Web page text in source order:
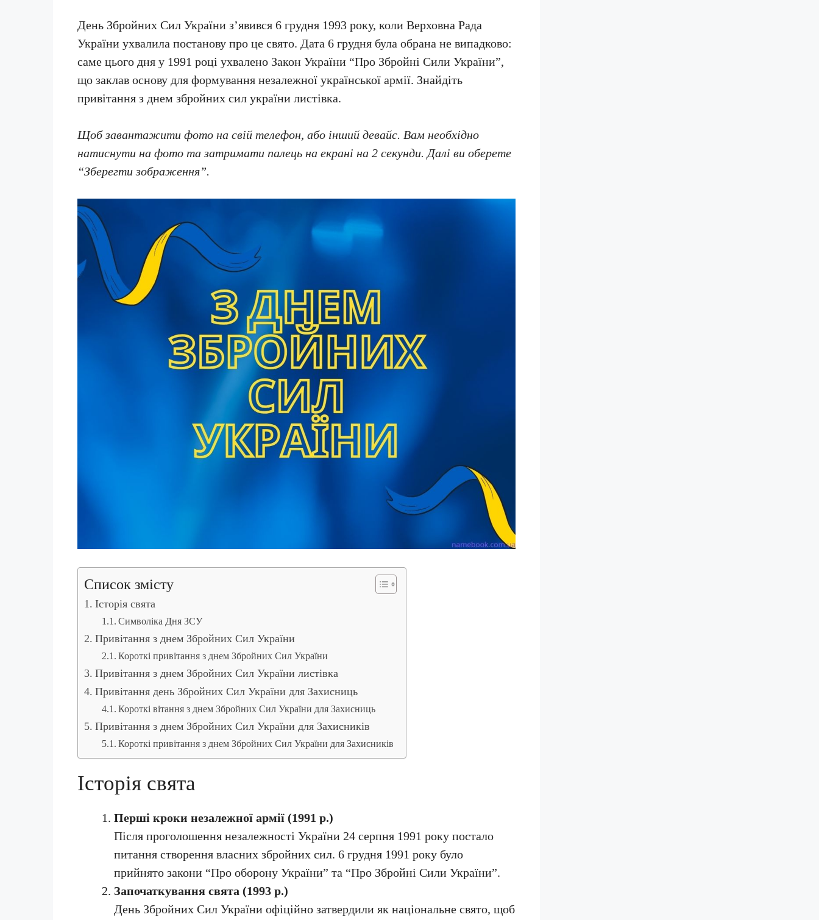
День Збройних Сил України з’явився 6 грудня 1993 року, коли Верховна Рада
України ухвалила постанову про це свято. Дата 6 грудня була обрана не випадково:
саме цього дня у 1991 році ухвалено Закон України “Про Збройні Сили України”,
що заклав основу для формування незалежної української армії. Знайдіть
привітання з днем збройних сил україни листівка.
Щоб завантажити фото на свій телефон, або інший девайс. Вам необхідно
натиснути на фото та затримати палець на екрані на 2 секунди. Далі ви оберете
“Зберегти зображення”.
Список змісту
Історія свята
Символіка Дня ЗСУ
Привітання з днем Збройних Сил України
Короткі привітання з днем Збройних Сил України
Привітання з днем Збройних Сил України листівка
Привітання день Збройних Сил України для Захисниць
Короткі вітання з днем Збройних Сил України для Захисниць
Привітання з днем Збройних Сил України для Захисників
Короткі привітання з днем Збройних Сил України для Захисників
Історія свята
Перші кроки незалежної армії (1991 р.)
Після проголошення незалежності України 24 серпня 1991 року постало
питання створення власних збройних сил. 6 грудня 1991 року було
прийнято закони “Про оборону України” та “Про Збройні Сили України”.
Започаткування свята (1993 р.)
День Збройних Сил України офіційно затвердили як національне свято, щоб